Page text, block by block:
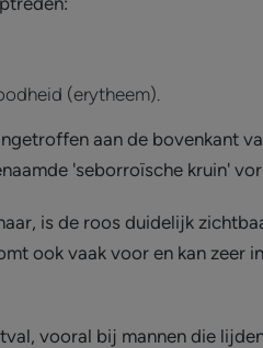
(erytheem).
aan de bovenkant
'seborroïsche kruin'
is de roos duidelijk
ook vaak voor en kan zeer
vooral bij mannen die